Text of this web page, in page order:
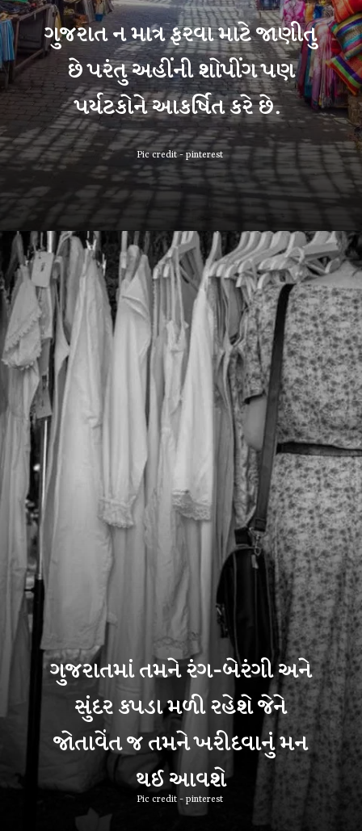
ગુજરાત ન માત્ર ફરવા માટે જાણીતુ
છે પરંતુ અહીંની શોપીંગ પણ
પર્યટકોને આકર્ષિત કરે છે.
Pic credit - pinterest
ગુજરાતમાં તમને રંગ-બેરંગી અને
સુંદર કપડા મળી રહેશે જેને
જોતાવેંત જ તમને ખરીદવાનું મન
થઈ આવશે
Pic credit - pinterest